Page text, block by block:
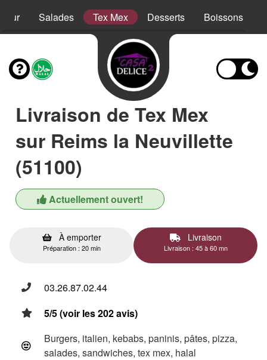
Salades Tex Mex Desserts Boissons
Livraison de Tex Mex
sur Reims la Neuvillette
(51100)
Actuellement ouvert!
À emporter
Préparation : 20 min
Livraison
Livraison : 45 à 60 mn
03.26.87.02.44
5/5 (voir les 202 avis)
Burgers, italien, kebabs, paninis, pâtes, pizza,
salades, sandwiches, tex mex, halal